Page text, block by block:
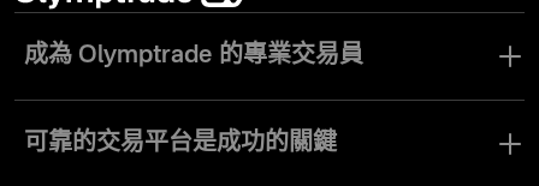
成為 Olymptrade 的專業交易員
潛力。你可輕鬆投資於 Forex、股票、倍數工具、指數等多元資
產，實現交易組合多樣化。我們提供直覺易用的介面、進階交易工
可靠的交易平台是成功的關鍵